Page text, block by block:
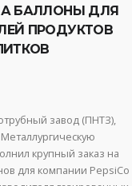
БАЛЛОНЫ ДЛЯ
ПРОДУКТОВ
завод (ПНТЗ),
крупный заказ на
для компании PepsiCo